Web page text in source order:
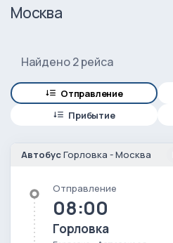
Москва
Найдено 2 рейса
Отправление
Прибытие
АвтобусГорловка - Москва
Отправление
08:00
Горловка